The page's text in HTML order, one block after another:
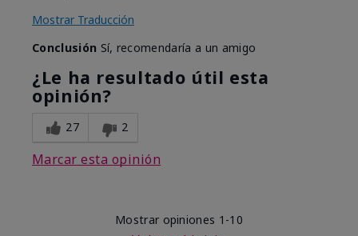
Mostrar Traducción
Conclusión Sí, recomendaría a un amigo
¿Le ha resultado útil esta
opinión?
27 2
Marcar esta opinión
Mostrar opiniones 1-10